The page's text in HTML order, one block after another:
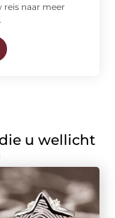
reis naar meer
u wellicht